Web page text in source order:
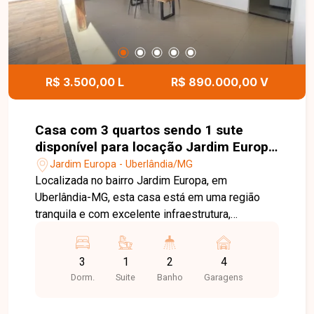
sua visita. Nossa equipe está pronta para
apresentar todos os detalhes deste imóvel e
ajudar você a encontrar o imóvel ideal para morar
ou investir.
R$ 3.500,00 L R$ 890.000,00 V
Casa com 3 quartos sendo 1 sute
disponível para locação Jardim Europa
em Uberlândia-MG
Jardim Europa - Uberlândia/MG
Localizada no bairro Jardim Europa, em
Uberlândia-MG, esta casa está em uma região
tranquila e com excelente infraestrutura,
cidade e proximidade com supermercados,
escolas, farmácias, comércios e diversos
serviços, proporcionando conforto e praticidade
3
Dorm.
1
Suite
2
Banho
4
Garagens